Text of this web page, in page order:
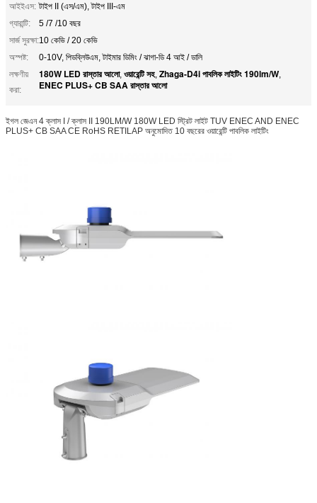
আইইএস: টাইপ II (এস/এম), টাইপ III-এম
গ্যারান্টি:
5 /7 /10 বছর
সার্জ সুরক্ষা:10 কেভি / 20 কেভি
অস্পষ্ট:
0-10V, পিডব্লিউএম, টাইমার ডিমিং / ঝাগা-ডি 4 আই / ডালি
লক্ষণীয়
করা:
180W LED রাস্তার আলো, ওয়ারেন্টি সহ, Zhaga-D4i পাবলিক লাইটিং 190lm/W,
ENEC PLUS+ CB SAA রাস্তার আলো
ইগল জেএন 4 ক্লাস I / ক্লাস II 190LM/W 180W LED স্ট্রিট লাইট TUV ENEC AND ENEC
PLUS+ CB SAA CE RoHS RETILAP অনুমোদিত 10 বছরের ওয়ারেন্টি পাবলিক লাইটিং